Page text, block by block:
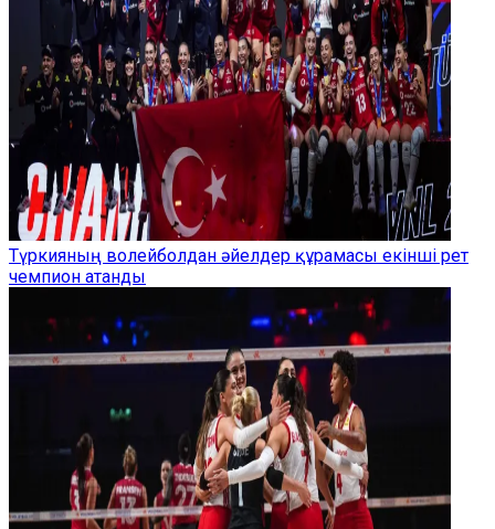
Түркияның волейболдан әйелдер құрамасы екінші рет
чемпион атанды